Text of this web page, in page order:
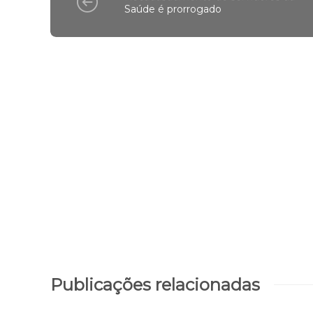
Saúde é prorrogado
Publicações relacionadas